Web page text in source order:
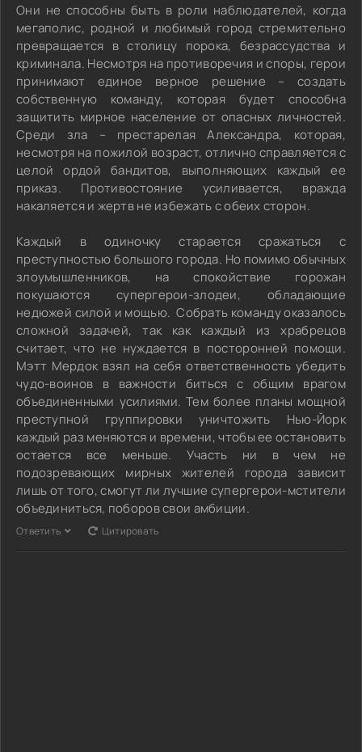
Они не способны быть в роли наблюдателей, когда
мегаполис, родной и любимый город стремительно
превращается в столицу порока, безрассудства и
криминала. Несмотря на противоречия и споры, герои
принимают единое верное решение – создать
собственную команду, которая будет способна
защитить мирное население от опасных личностей.
Среди зла – престарелая Александра, которая,
несмотря на пожилой возраст, отлично справляется с
целой ордой бандитов, выполняющих каждый ее
приказ. Противостояние усиливается, вражда
накаляется и жертв не избежать с обеих сторон.
Каждый в одиночку старается сражаться с
преступностью большого города. Но помимо обычных
злоумышленников, на спокойствие горожан
покушаются супергерои-злодеи, обладающие
недюжей силой и мощью. Собрать команду оказалось
сложной задачей, так как каждый из храбрецов
считает, что не нуждается в посторонней помощи.
Мэтт Мердок взял на себя ответственность убедить
чудо-воинов в важности биться с общим врагом
объединенными усилиями. Тем более планы мощной
преступной группировки уничтожить Нью-Йорк
каждый раз меняются и времени, чтобы ее остановить
остается все меньше. Участь ни в чем не
подозревающих мирных жителей города зависит
лишь от того, смогут ли лучшие супергерои-мстители
объединиться, поборов свои амбиции.
Ответить Цитировать